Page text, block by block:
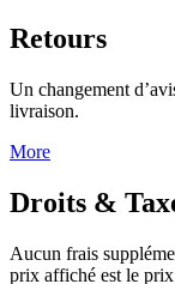
Retours
Un changement
livraison.
More
Droits &
Aucun frais
prix affiché est le